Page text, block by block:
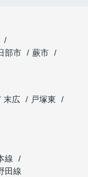
部市
蕨市
末広
戸塚東
線
田線